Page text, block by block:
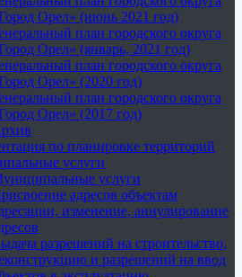
Орел» (июнь 2021 год)
план городского округа
Орел» (январь, 2021 год)
план городского округа
Орел» (2020 год)
план городского округа
Орел» (2017 год)
по планировке территорий
услуги
услуги
адресов объектам
изменение, аннулирование
разрешений на строительство,
и разрешений на ввод